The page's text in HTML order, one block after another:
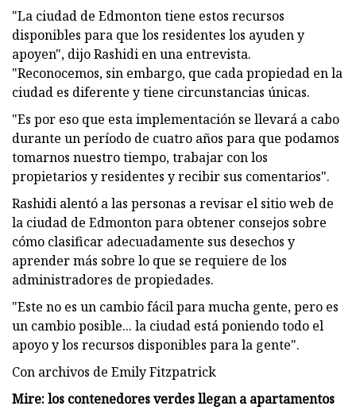
"La ciudad de Edmonton tiene estos recursos
disponibles para que los residentes los ayuden y
apoyen", dijo Rashidi en una entrevista.
"Reconocemos, sin embargo, que cada propiedad en la
ciudad es diferente y tiene circunstancias únicas.
"Es por eso que esta implementación se llevará a cabo
durante un período de cuatro años para que podamos
tomarnos nuestro tiempo, trabajar con los
propietarios y residentes y recibir sus comentarios".
Rashidi alentó a las personas a revisar el sitio web de
la ciudad de Edmonton para obtener consejos sobre
cómo clasificar adecuadamente sus desechos y
aprender más sobre lo que se requiere de los
administradores de propiedades.
"Este no es un cambio fácil para mucha gente, pero es
un cambio posible... la ciudad está poniendo todo el
apoyo y los recursos disponibles para la gente".
Con archivos de Emily Fitzpatrick
Mire: los contenedores verdes llegan a apartamentos